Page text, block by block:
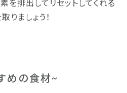
を排出してリセットしてくれる
りましょう！
めの食材~